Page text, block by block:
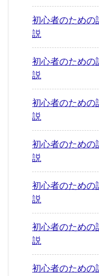
初心者のため
説
初心者のため
説
初心者のため
説
初心者のため
説
初心者のため
説
初心者のため
説
初心者のため